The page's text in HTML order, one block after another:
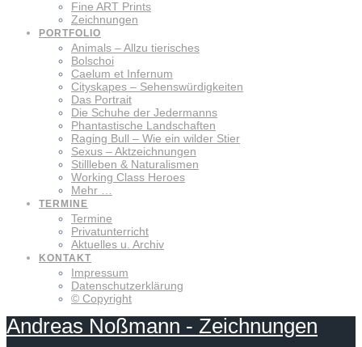
Fine ART Prints
Zeichnungen
PORTFOLIO
Animals – Allzu tierisches
Bolschoi
Caelum et Infernum
Cityskapes – Sehenswürdigkeiten
Das Portrait
Die Schuhe der Jedermanns
Phantastische Landschaften
Raging Bull – Wie ein wilder Stier
Sexus – Aktzeichnungen
Stillleben & Naturalismen
Working Class Heroes
Mehr …
TERMINE
Termine
Privatunterricht
Aktuelles u. Archiv
KONTAKT
Impressum
Datenschutzerklärung
© Copyright
Andreas Noßmann - Zeichnungen